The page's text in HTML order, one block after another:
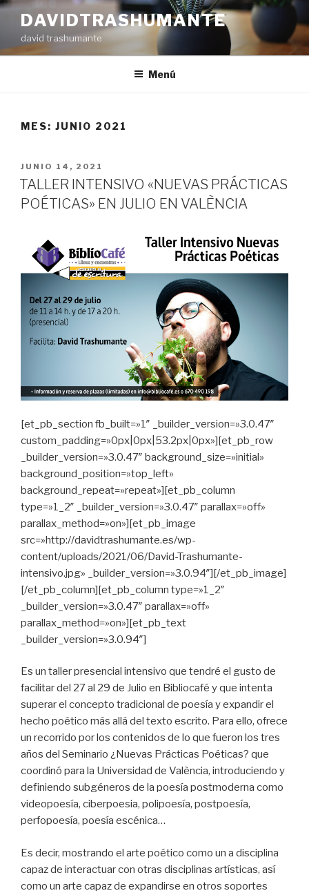
Ir
contenido
DAVIDTRASHUMANTE
david trashumante
Menú
MES: JUNIO 2021
PUBLICADO
EN
JUNIO 14, 2021
TALLER INTENSIVO «NUEVAS PRÁCTICAS
POÉTICAS» EN JULIO EN VALÈNCIA
[et_pb_section fb_built=»1″ _builder_version=»3.0.47″
custom_padding=»0px|0px|53.2px|0px»][et_pb_row
_builder_version=»3.0.47″ background_size=»initial»
background_position=»top_left»
background_repeat=»repeat»][et_pb_column
type=»1_2″ _builder_version=»3.0.47″ parallax=»off»
parallax_method=»on»][et_pb_image
src=»http://davidtrashumante.es/wp-
content/uploads/2021/06/David-Trashumante-
intensivo.jpg» _builder_version=»3.0.94″][/et_pb_image]
[/et_pb_column][et_pb_column type=»1_2″
_builder_version=»3.0.47″ parallax=»off»
parallax_method=»on»][et_pb_text
_builder_version=»3.0.94″]
Es un taller presencial intensivo que tendré el gusto de
facilitar del 27 al 29 de Julio en Bibliocafé y que intenta
superar el concepto tradicional de poesía y expandir el
hecho poético más allá del texto escrito. Para ello, ofrece
un recorrido por los contenidos de lo que fueron los tres
años del Seminario ¿Nuevas Prácticas Poéticas? que
coordinó para la Universidad de València, introduciendo y
definiendo subgéneros de la poesía postmoderna como
videopoesía, ciberpoesia, polipoesía, postpoesía,
perfopoesía, poesía escénica…
Es decir, mostrando el arte poético como un a disciplina
capaz de interactuar con otras disciplinas artísticas, así
como un arte capaz de expandirse en otros soportes